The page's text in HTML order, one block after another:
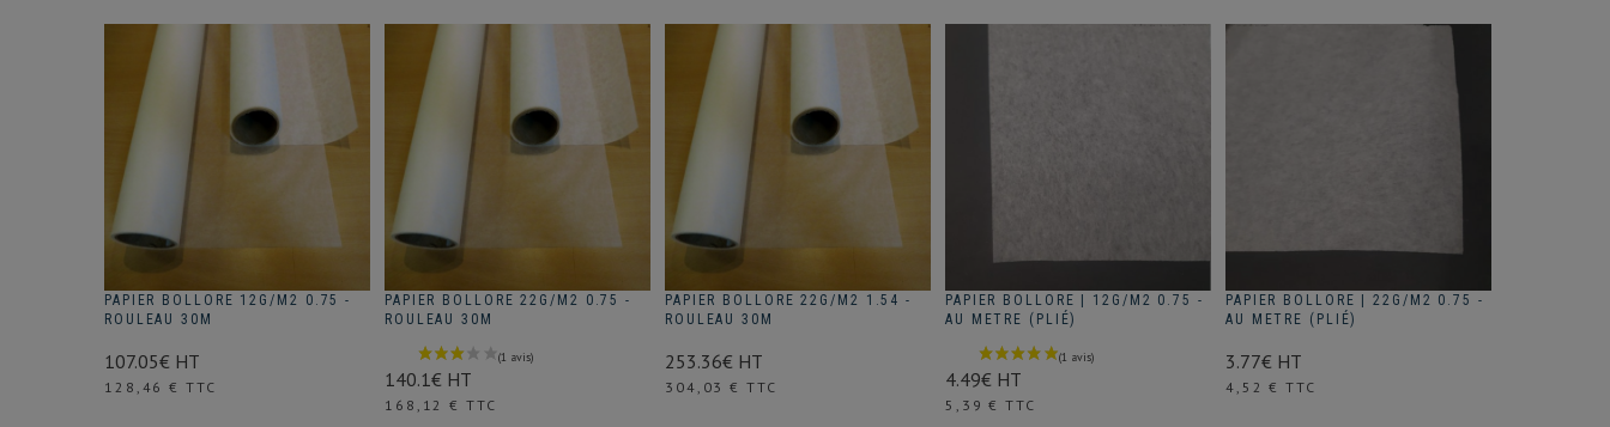
PAPIER BOLLORE 12G/M2 0.75 -
ROULEAU 30M
107.05€ HT
Prix
128,46 € TTC
PAPIER BOLLORE 22G/M2 0.75 -
ROULEAU 30M
140.1€ HT
Prix
168,12 € TTC
PAPIER BOLLORE 22G/M2 1.54 -
ROULEAU 30M
253.36€ HT
Prix
304,03 € TTC
PAPIER BOLLORE | 12G/M2 0.75 -
AU METRE (PLIÉ)
4.49€ HT
Prix
5,39 € TTC
PAPIER BOLLORE | 22G/M2 0.75 -
AU METRE (PLIÉ)
3.77€ HT
Prix
4,52 € TTC